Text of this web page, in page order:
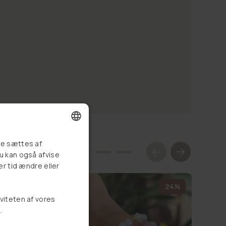
24%
DANISH
GERMAN
sættes af
kan også afvise
tid ændre eller
af vores
.